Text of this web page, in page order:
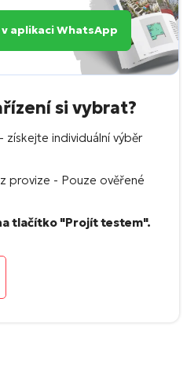
aplikaci WhatsApp
si vybrat?
individuální výběr
provize - Pouze ověřené
tlačítko "Projít testem".